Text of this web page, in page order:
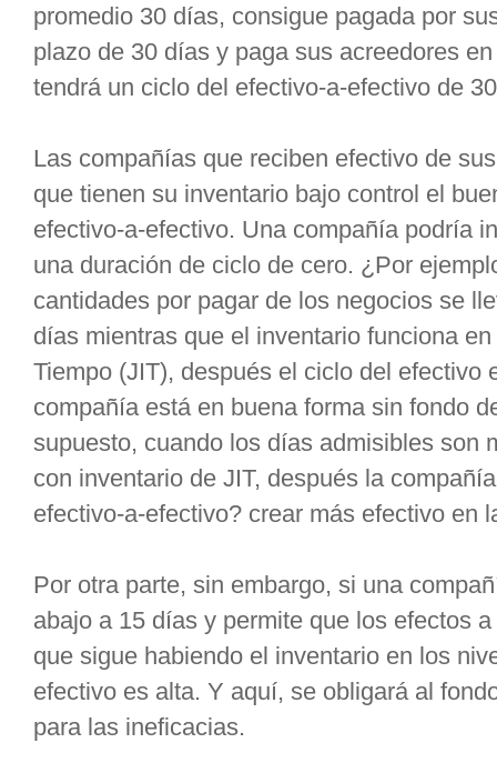
promedio 30 días, consigue pagada por
plazo de 30 días y paga sus acreedores
tendrá un ciclo del efectivo-a-efectivo de
Las compañías que reciben efectivo de
que tienen su inventario bajo control el
efectivo-a-efectivo. Una compañía podría
una duración de ciclo de cero. ¿Por
cantidades por pagar de los negocios se
días mientras que el inventario funciona
Tiempo (JIT), después el ciclo del efectivo
compañía está en buena forma sin fondo
supuesto, cuando los días admisibles son
con inventario de JIT, después la
efectivo-a-efectivo? crear más efectivo en
Por otra parte, sin embargo, si una
abajo a 15 días y permite que los efectos
que sigue habiendo el inventario en los
efectivo es alta. Y aquí, se obligará al
para las ineficacias.